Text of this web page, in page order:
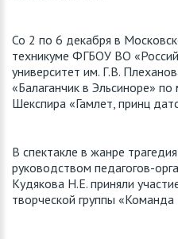
Со 2 по 6 декабря в
техникуме ФГБОУ ВО
университет им. Г.В.
«Балаганчик в Эльсиноре»
Шекспира «Гамлет, принц
В спектакле в жанре
руководством педагогов-
Кудякова Н.Е. приняли
творческой группы